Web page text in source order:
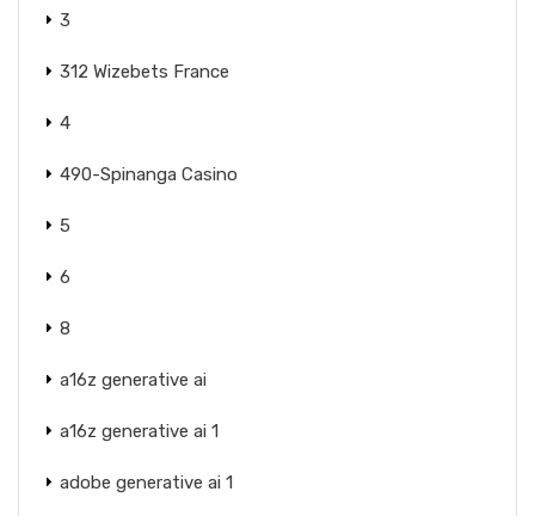
3
312 Wizebets France
4
490-Spinanga Casino
5
6
8
a16z generative ai
a16z generative ai 1
adobe generative ai 1